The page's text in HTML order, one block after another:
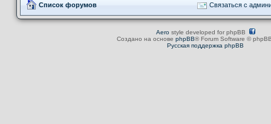
Список форумов Связаться с
Aerostyle developed for phpBB
Создано на основе phpBB® Forum Software ©
Русская поддержка phpBB